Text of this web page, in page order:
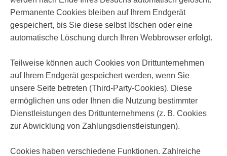
Permanente Cookies bleiben auf Ihrem Endgerät
gespeichert, bis Sie diese selbst löschen oder eine
automatische Löschung durch Ihren Webbrowser erfolgt.
Teilweise können auch Cookies von Drittunternehmen
auf Ihrem Endgerät gespeichert werden, wenn Sie
unsere Seite betreten (Third-Party-Cookies). Diese
ermöglichen uns oder Ihnen die Nutzung bestimmter
Dienstleistungen des Drittunternehmens (z. B. Cookies
zur Abwicklung von Zahlungsdienstleistungen).
Cookies haben verschiedene Funktionen. Zahlreiche